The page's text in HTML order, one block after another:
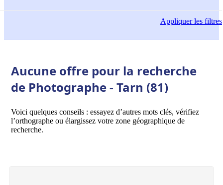
Appliquerles filtres
Aucune offre pour la recherche
de Photographe - Tarn (81)
Voici quelques conseils : essayez d’autres mots clés, vérifiez
l’orthographe ou élargissez votre zone géographique de
recherche.